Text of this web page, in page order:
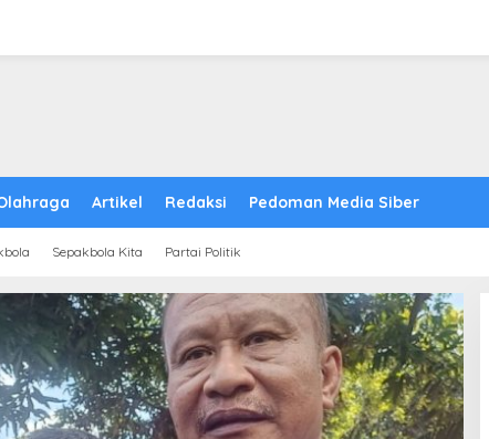
Artikel Redaksi Pedoman Media Siber
Sepakbola Kita Partai Politik